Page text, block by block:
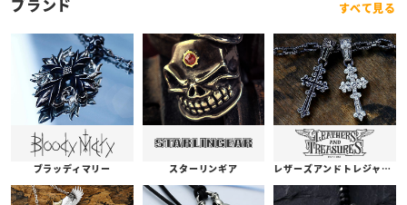
すべて見る
ブラッディマリー スターリンギア レザーズアンドトレジャーズ